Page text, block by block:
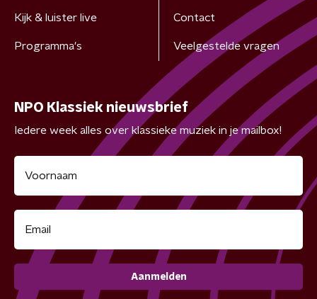
Kijk & luister live
Programma's
Contact
Veelgestelde vragen
NPO Klassiek nieuwsbrief
Iedere week alles over klassieke muziek in je mailbox!
Aanmelden